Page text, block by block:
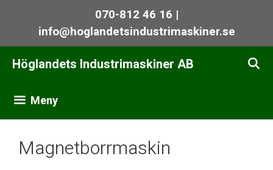
070-812 46 16 |
info@hoglandetsindustrimaskiner.se
Höglandets Industrimaskiner AB
Meny
Magnetborrmaskin